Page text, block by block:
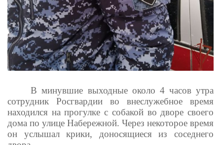
В минувшие выходные около 4 часов утра
сотрудник Росгвардии во внеслужебное время
находился на прогулке с собакой во дворе своего
дома по улице Набережной. Через некоторое время
он услышал крики, доносящиеся из соседнего